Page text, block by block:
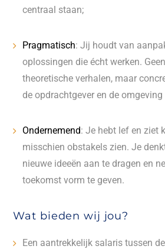
centraal staan;
Pragmatisch:Jij houdt van
oplossingen die écht werken.
theoretische verhalen, maar
de opdrachtgever en de
Ondernemend:Je hebt lef en ziet
misschien obstakels zien. Je
nieuwe ideeën aan te dragen en
toekomst vorm te geven.
Wat bieden wij jou?
Een aantrekkelijk salaris tussen